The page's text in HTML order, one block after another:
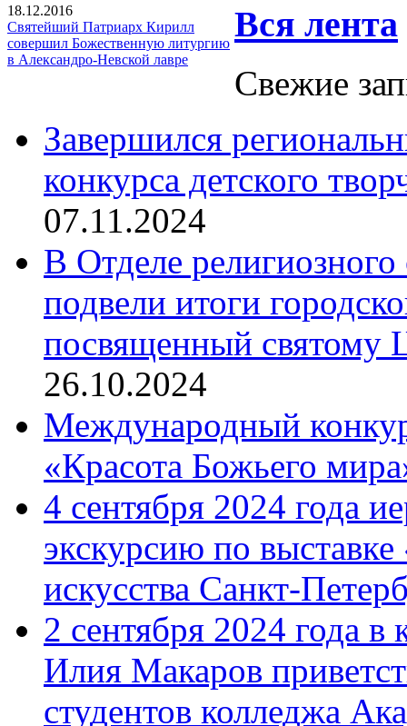
18.12.2016
Святейший Патриарх Кирилл
совершил Божественную литургию
в Александро-Невской лавре
Вся лента
Свежие
Завершился
конкурса детского
07.11.2024
В Отделе религиозного
подвели итоги
посвященный святому
26.10.2024
Международный
«Красота Божьего
4 сентября 2024 года
экскурсию по
искусства Санкт-
2 сентября 2024 года
Илия Макаров
студентов колледжа